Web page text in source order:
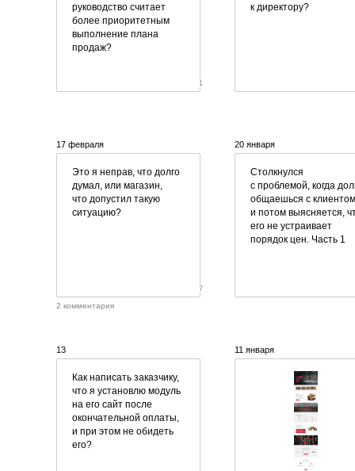
руководство считает
более приоритетным
выполнение плана
продаж?
1
к директору?
17 февраля
Это я неправ, что долго
думал, или магазин,
что допустил такую
ситуацию?
7
2 комментария
20 января
Столкнулся
с проблемой, когда
общаешься с
и потом выясняется,
его не устраивает
порядок цен. Часть 1
13
Как написать заказчику,
что я установлю модуль
на его сайт после
окончательной оплаты,
и при этом не обидеть
его?
11 января